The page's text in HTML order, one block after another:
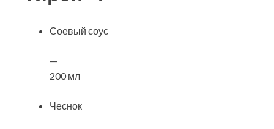
Соевый соус
—
200 мл
Чеснок